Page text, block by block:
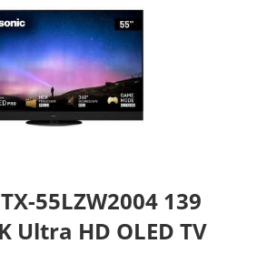
55LZW2004 139
Ultra HD OLED TV